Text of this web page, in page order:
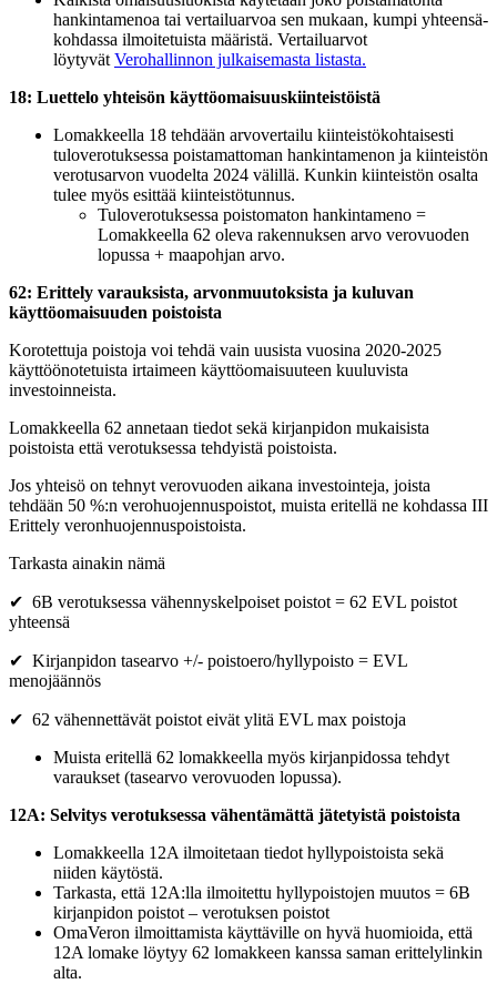
hankintamenoa tai vertailuarvoa sen mukaan, kumpi yhteensä-
kohdassa ilmoitetuista määristä. Vertailuarvot
löytyvät Verohallinnon julkaisemasta listasta.
18: Luettelo yhteisön käyttöomaisuuskiinteistöistä
Lomakkeella 18 tehdään arvovertailu kiinteistökohtaisesti
tuloverotuksessa poistamattoman hankintamenon ja kiinteistön
verotusarvon vuodelta 2024 välillä. Kunkin kiinteistön osalta
tulee myös esittää kiinteistötunnus.
Tuloverotuksessa poistomaton hankintameno =
Lomakkeella 62 oleva rakennuksen arvo verovuoden
lopussa + maapohjan arvo.
62: Erittely varauksista, arvonmuutoksista ja kuluvan
käyttöomaisuuden poistoista
Korotettuja poistoja voi tehdä vain uusista vuosina 2020-2025
käyttöönotetuista irtaimeen käyttöomaisuuteen kuuluvista
investoinneista.
Lomakkeella 62 annetaan tiedot sekä kirjanpidon mukaisista
poistoista että verotuksessa tehdyistä poistoista.
Jos yhteisö on tehnyt verovuoden aikana investointeja, joista
tehdään 50 %:n verohuojennuspoistot, muista eritellä ne kohdassa III
Erittely veronhuojennuspoistoista.
Tarkasta ainakin nämä
✔ 6B verotuksessa vähennyskelpoiset poistot = 62 EVL poistot
yhteensä
✔ Kirjanpidon tasearvo +/- poistoero/hyllypoisto = EVL
menojäännös
✔ 62 vähennettävät poistot eivät ylitä EVL max poistoja
Muista eritellä 62 lomakkeella myös kirjanpidossa tehdyt
varaukset (tasearvo verovuoden lopussa).
12A: Selvitys verotuksessa vähentämättä jätetyistä poistoista
Lomakkeella 12A ilmoitetaan tiedot hyllypoistoista sekä
niiden käytöstä.
Tarkasta, että 12A:lla ilmoitettu hyllypoistojen muutos = 6B
kirjanpidon poistot – verotuksen poistot
OmaVeron ilmoittamista käyttäville on hyvä huomioida, että
12A lomake löytyy 62 lomakkeen kanssa saman erittelylinkin
alta.